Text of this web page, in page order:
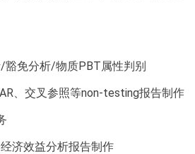
免分析/物质PBT属性判别
、交叉参照等non-testing报告制作
济效益分析报告制作